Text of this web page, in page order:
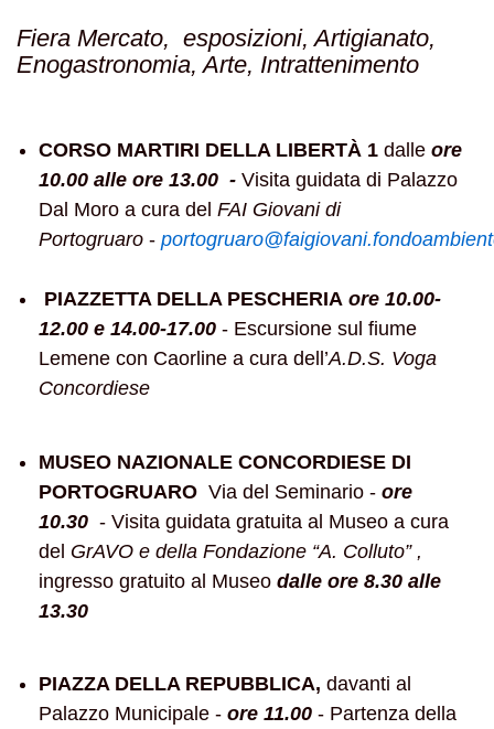
Fiera Mercato, esposizioni, Artigianato,
Enogastronomia, Arte, Intrattenimento
CORSO MARTIRI DELLA LIBERTÀ 1 dalle ore
10.00 alle ore 13.00 - Visita guidata di Palazzo
Dal Moro a cura del FAI Giovani di
Portogruaro -
PIAZZETTA DELLA PESCHERIA ore 10.00-
12.00 e 14.00-17.00 - Escursione sul fiume
Lemene con Caorline a cura dell’A.D.S. Voga
Concordiese
MUSEO NAZIONALE CONCORDIESE DI
PORTOGRUARO Via del Seminario - ore
10.30 - Visita guidata gratuita al Museo a cura
del GrAVO e della Fondazione “A. Colluto” ,
ingresso gratuito al Museo dalle ore 8.30 alle
13.30
PIAZZA DELLA REPUBBLICA, davanti al
Palazzo Municipale - ore 11.00 - Partenza della